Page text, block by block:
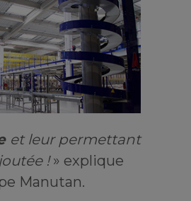
et leur permettant
!» explique
Manutan.